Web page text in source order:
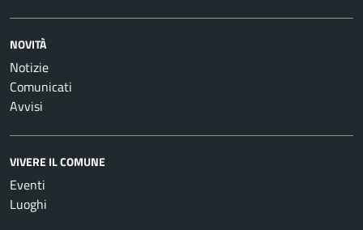
NOVITÀ
Notizie
Comunicati
Avvisi
VIVERE IL COMUNE
Eventi
Luoghi